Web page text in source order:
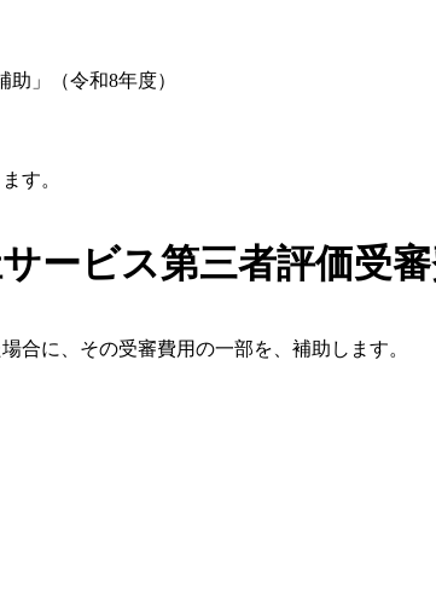
」（令和8年度）
す。
ービス第三者評価受審
合に、その受審費用の一部を、補助します。